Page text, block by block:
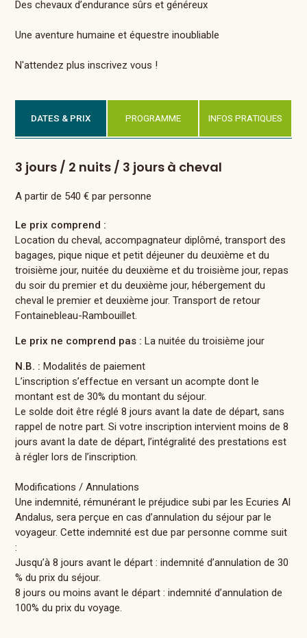
Des chevaux d’endurance sûrs et généreux
Une aventure humaine et équestre inoubliable
N'attendez plus inscrivez vous !
DATES & PRIX PROGRAMME INFOS PRATIQUES
3 jours / 2 nuits / 3 jours à cheval
A partir de 540 € par personne
Le prix comprend :
Location du cheval, accompagnateur diplômé, transport des
bagages, pique nique et petit déjeuner du deuxième et du
troisième jour, nuitée du deuxième et du troisième jour, repas
du soir du premier et du deuxième jour, hébergement du
cheval le premier et deuxième jour. Transport de retour
Fontainebleau-Rambouillet.
Le prix ne comprend pas : La nuitée du troisième jour
N.B. : Modalités de paiement
L’inscription s’effectue en versant un acompte dont le
montant est de 30% du montant du séjour.
Le solde doit être réglé 8 jours avant la date de départ, sans
rappel de notre part. Si votre inscription intervient moins de 8
jours avant la date de départ, l’intégralité des prestations est
à régler lors de l’inscription.
Modifications / Annulations
Une indemnité, rémunérant le préjudice subi par les Ecuries Al
Andalus, sera perçue en cas d’annulation du séjour par le
voyageur. Cette indemnité est due par personne comme suit
:
Jusqu’à 8 jours avant le départ : indemnité d’annulation de 30
% du prix du séjour.
8 jours ou moins avant le départ : indemnité d’annulation de
100% du prix du voyage.